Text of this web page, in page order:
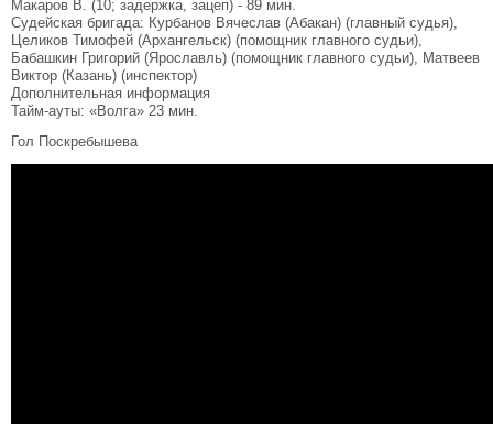
Макаров В. (10; задержка, зацеп) - 89 мин.
Судейская бригада: Курбанов Вячеслав (Абакан) (главный судья),
Целиков Тимофей (Архангельск) (помощник главного судьи),
Бабашкин Григорий (Ярославль) (помощник главного судьи), Матвеев
Виктор (Казань) (инспектор)
Дополнительная информация
Тайм-ауты: «Волга» 23 мин.
Гол Поскребышева